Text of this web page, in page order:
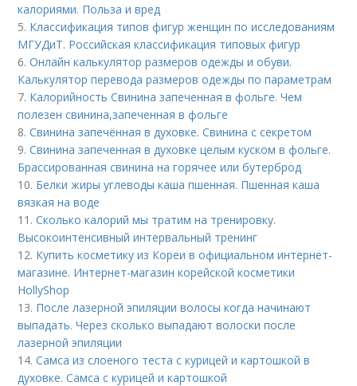
калориями. Польза и вред
5. Классификация типов фигур женщин по исследованиям
МГУДиТ. Российская классификация типовых фигур
6.Онлайн калькулятор размеров одежды и обуви.
Калькулятор перевода размеров одежды по параметрам
7. Калорийность Свинина запеченная в фольге. Чем
полезен свинина,запеченная в фольге
8.Свинина запечённая в духовке. Свинина с секретом
9.Свинина запеченная в духовке целым куском в фольге.
Брассированная свинина на горячее или бутерброд
10. Белки жиры углеводы каша пшенная. Пшенная каша
вязкая на воде
11.Сколько калорий мы тратим на тренировку.
Высокоинтенсивный интервальный тренинг
12. Купить косметику из Кореи в официальном интернет-
магазине. Интернет-магазин корейской косметики
HollyShop
13. После лазерной эпиляции волосы когда начинают
выпадать. Через сколько выпадают волоски после
лазерной эпиляции
14.Самса из слоеного теста с курицей и картошкой в
духовке. Самса с курицей и картошкой